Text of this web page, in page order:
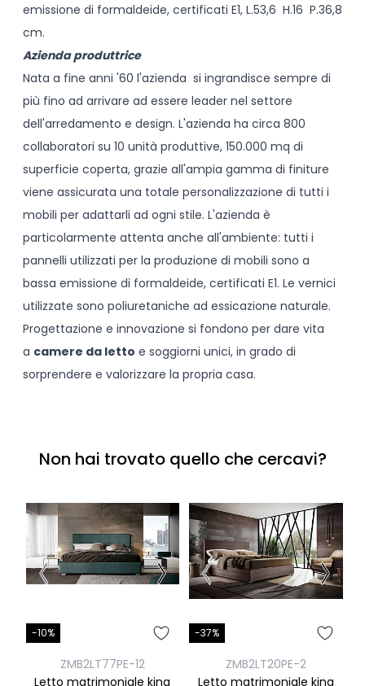
emissione di formaldeide, certificati E1, L.53,6 H.16 P.36,8
cm.
Azienda produttrice
Nata a fine anni '60 l'azienda si ingrandisce sempre di
più fino ad arrivare ad essere leader nel settore
dell'arredamento e design. L'azienda ha circa 800
collaboratori su 10 unità produttive, 150.000 mq di
superficie coperta, grazie all'ampia gamma di finiture
viene assicurata una totale personalizzazione di tutti i
mobili per adattarli ad ogni stile. L'azienda è
particolarmente attenta anche all'ambiente: tutti i
pannelli utilizzati per la produzione di mobili sono a
bassa emissione di formaldeide, certificati E1. Le vernici
utilizzate sono poliuretaniche ad essicazione naturale.
Progettazione e innovazione si fondono per dare vita
a camere da letto e soggiorni unici, in grado di
sorprendere e valorizzare la propria casa.
Non hai trovato quello che cercavi?
-10%
ZMB2LT77PE-12
Letto matrimoniale king
-37%
ZMB2LT20PE-2
Letto matrimoniale king